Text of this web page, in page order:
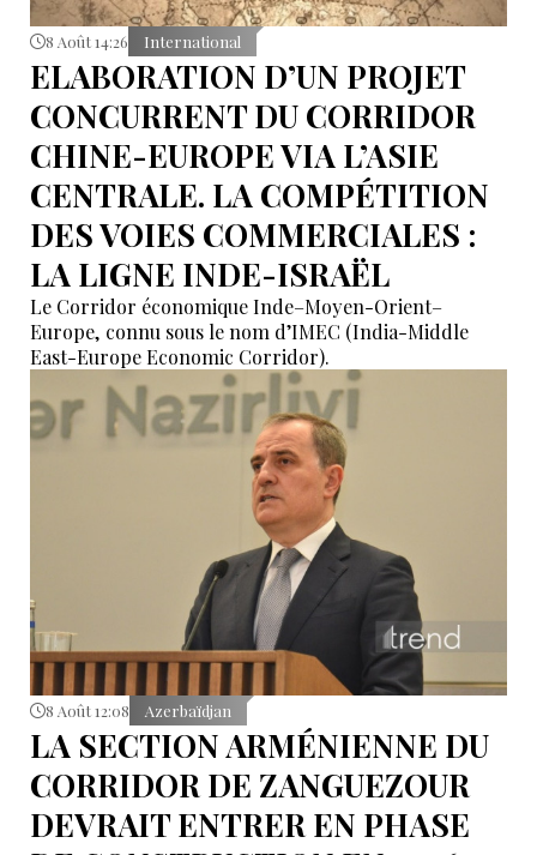
8 Août 14:26 International
ELABORATION D’UN PROJET
CONCURRENT DU CORRIDOR
CHINE-EUROPE VIA L’ASIE
CENTRALE. LA COMPÉTITION
DES VOIES COMMERCIALES :
LA LIGNE INDE-ISRAËL
Le Corridor économique Inde–Moyen-Orient–
Europe, connu sous le nom d’IMEC (India-Middle
East-Europe Economic Corridor).
8 Août 12:08 Azerbaïdjan
LA SECTION ARMÉNIENNE DU
CORRIDOR DE ZANGUEZOUR
DEVRAIT ENTRER EN PHASE